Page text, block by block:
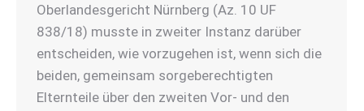
Oberlandesgericht Nürnberg (Az. 10 UF
838/18) musste in zweiter Instanz darüber
entscheiden, wie vorzugehen ist, wenn sich die
beiden, gemeinsam sorgeberechtigten
Elternteile über den zweiten Vor- und den